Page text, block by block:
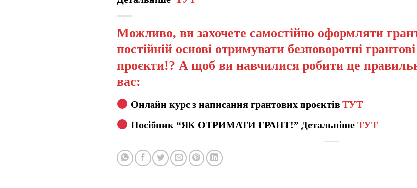
Можливо, ви захочете самостійно оформляти
постійній основі отримувати безповоротні
проєкти!? А щоб ви навчилися робити це
вас:
Онлайн курс з написання грантових проєктів ТУТ
Посібник “ЯК ОТРИМАТИ ГРАНТ!” Детальніше ТУТ